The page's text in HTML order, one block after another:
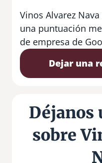
Vinos Alvarez
una puntuación
de empresa de
Dejar una
Déjanos
sobre